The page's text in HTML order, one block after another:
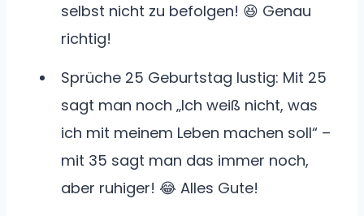
selbst nicht zu befolgen! 😆 Genau
richtig!
Sprüche 25 Geburtstag lustig: Mit 25
sagt man noch „Ich weiß nicht, was
ich mit meinem Leben machen soll“ –
mit 35 sagt man das immer noch,
aber ruhiger! 😂 Alles Gute!